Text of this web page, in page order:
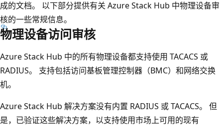
成的文档。 以下部分提供有关 Azure Stack Hub 中物理设备审
核的一些常规信息。
物理设备访问审核
Azure Stack Hub 中的所有物理设备都支持使用 TACACS 或
RADIUS。 支持包括访问基板管理控制器（BMC）和网络交换
机。
Azure Stack Hub 解决方案没有内置 RADIUS 或 TACACS。 但
是，已验证这些解决方案，以支持使用市场上可用的现有